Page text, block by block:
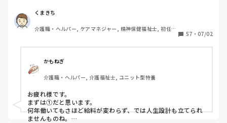
②利用者に叩かれるなど危険があるから。
③他業種に転職できるスキルがつかなさそうだから。
④職場の立地が悪いところが多いから。
⑥施設を作りすぎているから。
⑦時間外労働が多いから。
⑧介護の業界人が綺麗事しか言わないから。
⑨人がいないのに新卒を優遇するから。
⑩未経験可の求人しかないから。
11マネジメント層がまともでないから。
12その他
くまきち
介護職・ヘルパー, ケアマネジャー, 精神保健福祉士, 初任者
57 ・ 07/02
かもねぎ
介護職・ヘルパー, 介護福祉士, ユニット型特養
お疲れ様です。
まずは①だと思います。
何年働いてもさほど給料が変わらず、では人生設計も立てられ
ませんものね。